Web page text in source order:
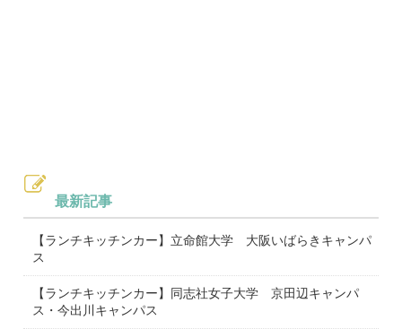
最新記事
【ランチキッチンカー】立命館大学 大阪いばらきキャンパ
ス
【ランチキッチンカー】同志社女子大学 京田辺キャンパ
ス・今出川キャンパス